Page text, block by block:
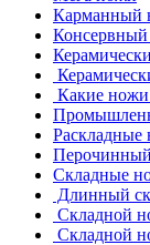
Карманный
Какие ножи
Раскладные
Складные
Длинный
Складной
Складной